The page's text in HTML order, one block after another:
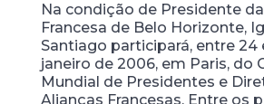
Na condição de Presidente
Francesa de Belo Horizonte,
Santiago participará, entre 24
janeiro de 2006, em Paris, do
Mundial de Presidentes e
Alianças Francesas. Entre os